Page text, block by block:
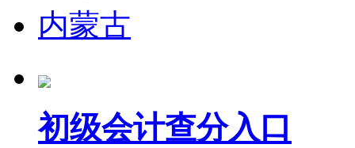
内蒙古
初级会计查分入口